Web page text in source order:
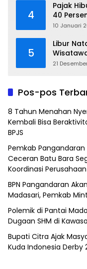
4
Pajak
40
10 Januari
5
Libur
21
Pos-pos
8 Tahun Menahan
Kembali Bisa
BPJS
Pemkab
Ceceran Batu Bara
Koordinasi Perusahaan
BPN Pangandaran
Madasari, Pemkab
Polemik di Pantai
Dugaan SHM di
Bupati Citra Ajak
Kuda Indonesia Derby